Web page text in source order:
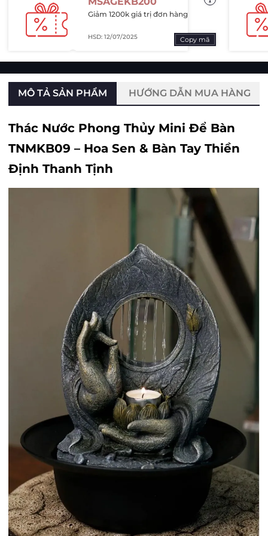
Giảm 1200k giá trị đơn hàng
HSD: 12/07/2025 Copy mã
MÔ TẢ SẢN PHẨM HƯỚNG DẪN MUA HÀNG
Thác Nước Phong Thủy Mini Để Bàn
TNMKB09 – Hoa Sen & Bàn Tay Thiền
Định Thanh Tịnh